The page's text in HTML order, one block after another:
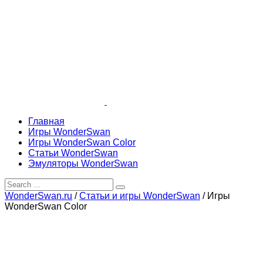
Главная
Игры WonderSwan
Игры WonderSwan Color
Статьи WonderSwan
Эмуляторы WonderSwan
WonderSwan.ru /Статьи и игры WonderSwan / Игры
WonderSwan Color